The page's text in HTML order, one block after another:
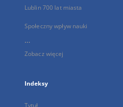
Lublin 700 lat miasta
Społeczny wpływ nauki
...
Zobacz więcej
Indeksy
Tytuł